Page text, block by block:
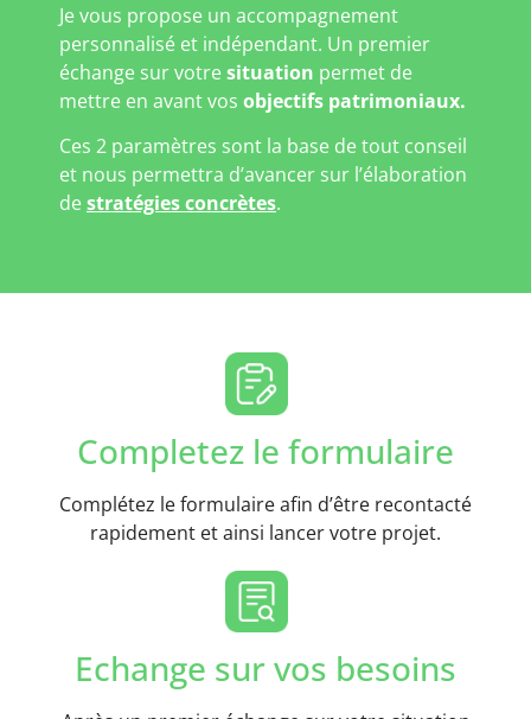
Je vous propose un accompagnement
personnalisé et indépendant. Un premier
échange sur votresituation permet de
mettre en avant vos objectifs patrimoniaux.
Ces 2 paramètres sont la base de tout conseil
et nous permettra d’avancer sur l’élaboration
destratégies concrètes.
Completez le formulaire
Complétez le formulaire afin d’être recontacté
rapidement et ainsi lancer votre projet.
Echange sur vos besoins